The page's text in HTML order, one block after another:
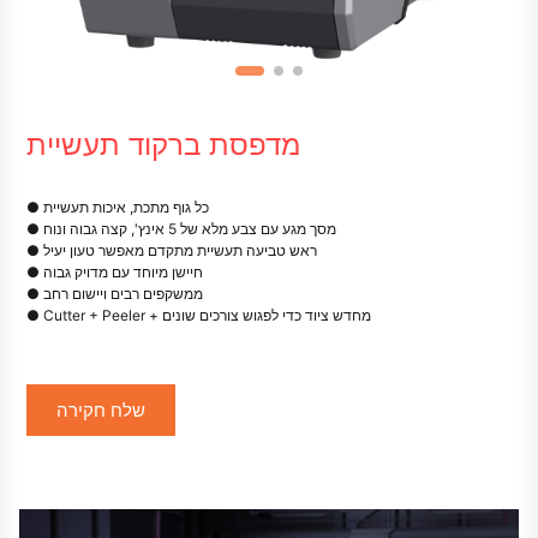
מדפסת ברקוד תעשיית
● כל גוף מתכת, איכות תעשיית
● מסך מגע עם צבע מלא של 5 אינץ', קצה גבוה ונוח
● ראש טביעה תעשיית מתקדם מאפשר טעון יעיל
● חיישן מיוחד עם מדויק גבוה
● ממשקפים רבים ויישום רחב
● Cutter + Peeler + מחדש ציוד כדי לפגוש צורכים שונים
שלח חקירה